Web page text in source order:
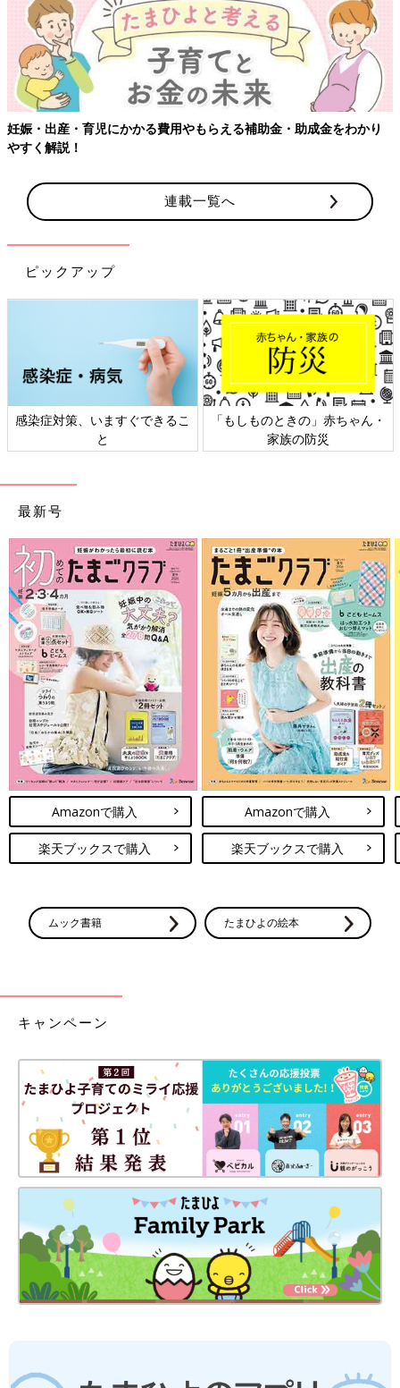
妊娠・出産・育児にかかる費用やもらえる補助金・助成金をわかり
やすく解説！
連載一覧へ
ピックアップ
感染症対策、いますぐできるこ
と
「もしものときの」赤ちゃん・
家族の防災
最新号
Amazonで購入
楽天ブックスで購入
Amazonで購入
楽天ブックスで購入
ムック書籍 たまひよの絵本
キャンペーン